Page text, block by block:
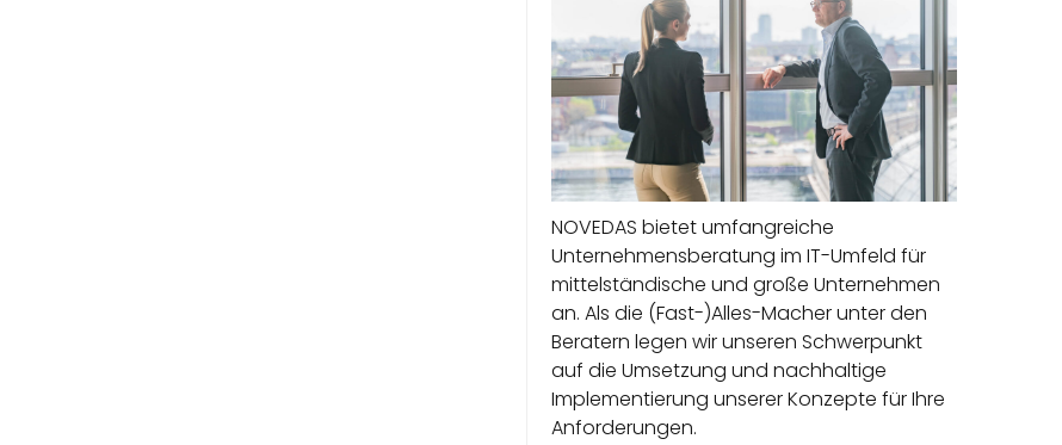
NOVEDAS bietet umfangreiche
Unternehmensberatung im IT-Umfeld für
mittelständische und große Unternehmen
an. Als die (Fast-)Alles-Macher unter den
Beratern legen wir unseren Schwerpunkt
auf die Umsetzung und nachhaltige
Implementierung unserer Konzepte für Ihre
Anforderungen.